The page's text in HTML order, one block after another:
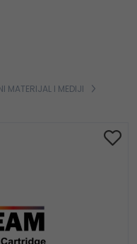
MATERIJAL I MEDIJI